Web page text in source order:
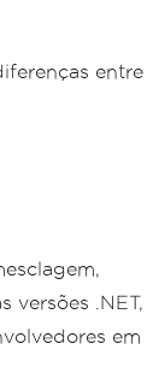
entre
versões .NET,
em